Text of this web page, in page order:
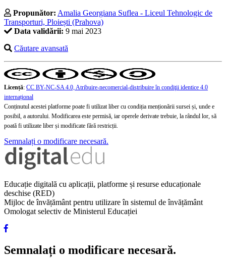
Propunător: Amalia Georgiana Suflea - Liceul Tehnologic de
Transporturi, Ploiești (Prahova)
Data validării: 9 mai 2023
Căutare avansată
Licență: CC BY-NC-SA 4.0, Atribuire-necomercial-distribuire în condiţii identice 4.0
internațional
Conținutul acestei platforme poate fi utilizat liber cu condiția menționării sursei și, unde e
posibil, a autorului. Modificarea este permisă, iar operele derivate trebuie, la rândul lor, să
poată fi utilizate liber și modificate fără restricții.
Semnalați o modificare necesară.
Educație digitală cu aplicații, platforme și resurse educaționale
deschise (RED)
Mijloc de învățământ pentru utilizare în sistemul de învățământ
Omologat selectiv de Ministerul Educației
Semnalați o modificare necesară.